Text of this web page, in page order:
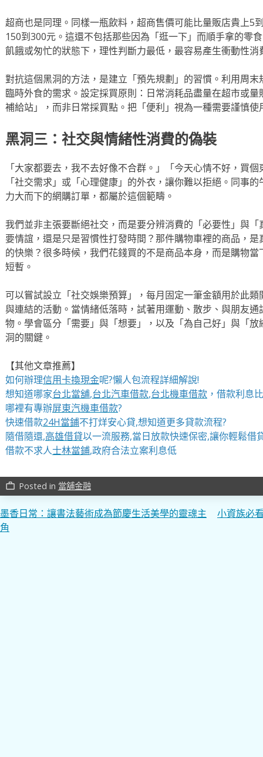
超商也是同理。同樣一瓶飲料，超商售價可能比量販店貴上5
150到300元。這還不包括那些因為「逛一下」而順手拿的零
飢餓或匆忙的狀態下，理性判斷力最低，最容易產生衝動性消
對抗這個黑洞的方法，是建立「預先規劃」的習慣。利用周
臨時外食的需求。設定採買原則：日常消耗品盡量在超市或
補給站」，而非日常採買點。把「便利」視為一種需要謹慎
黑洞三：社交與情緒性消費的偽裝
「大家都要去，我不去好像不合群。」「今天心情不好，買
「社交需求」或「心理健康」的外衣，讓你難以拒絕。同事
力大而下的網購訂單，都屬於這個範疇。
我們並非主張要斷絕社交，而是要分辨消費的「必要性」與
要情誼，還是只是習慣性打發時間？那件購物車裡的商品，
的快樂？很多時候，我們花錢買的不是商品本身，而是購物
短暫。
可以嘗試設立「社交娛樂預算」，每月固定一筆金額用於此
與連結的活動。當情緒低落時，試著用運動、散步、與朋友
物。學會區分「需要」與「想要」，以及「為自己好」與「
洞的關鍵。
【其他文章推薦】
如何辦理信用卡換現金呢?懶人包流程詳細解說!
想知道哪家台北當舖,台北汽車借款,台北機車借款，借款利息
哪裡有專辦屏東汽機車借款?
快速借款24H當鋪不打烊安心貸,想知道更多貸款流程?
隨借隨還,高雄借貸以一流服務,當日放款快速保密,讓你輕鬆借
借款不求人士林當鋪,政府合法立案利息低
work_outline Posted in 當舖金融
文
章
墨香日常：讓書法藝術成為節慶生活美學的靈魂主
角
小資族必